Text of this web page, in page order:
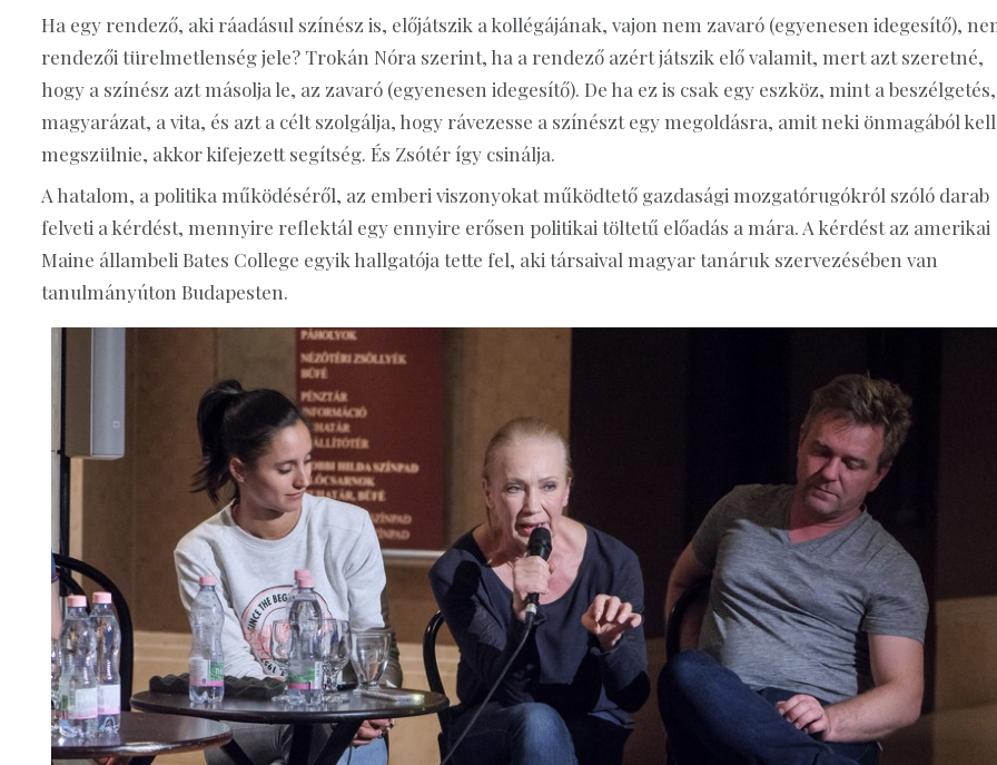
Ha egy rendező, aki ráadásul színész is, előjátszik a kollégájának, vajon nem zavaró (egyenesen idegesítő),
rendezői türelmetlenség jele? Trokán Nóra szerint, ha a rendező azért játszik elő valamit, mert azt szeretné,
hogy a színész azt másolja le, az zavaró (egyenesen idegesítő). De ha ez is csak egy eszköz, mint a
magyarázat, a vita, és azt a célt szolgálja, hogy rávezesse a színészt egy megoldásra, amit neki önmagából kell
megszülnie, akkor kifejezett segítség. És Zsótér így csinálja.
A hatalom, a politika működéséről, az emberi viszonyokat működtető gazdasági mozgatórugókról szóló darab
felveti a kérdést, mennyire reflektál egy ennyire erősen politikai töltetű előadás a mára. A kérdést az amerikai
Maine állambeli Bates College egyik hallgatója tette fel, aki társaival magyar tanáruk szervezésében van
tanulmányúton Budapesten.